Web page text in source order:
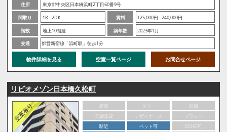
住所
東京都中央区日本橋浜町2丁目60番9号
間取り
1R - 2DK 賃料
125,000円 - 240,000円
階数
地上10階建 築年数
2023年1月
交通
都営新宿線「浜町駅」徒歩1分
物件詳細を見る 空室一覧ページ お問合せページ
リビオメゾン日本橋久松町
新築 タワー
低層
分譲賃貸
デザイナーズ
ブランド
駅近
ペット可
SOHO可